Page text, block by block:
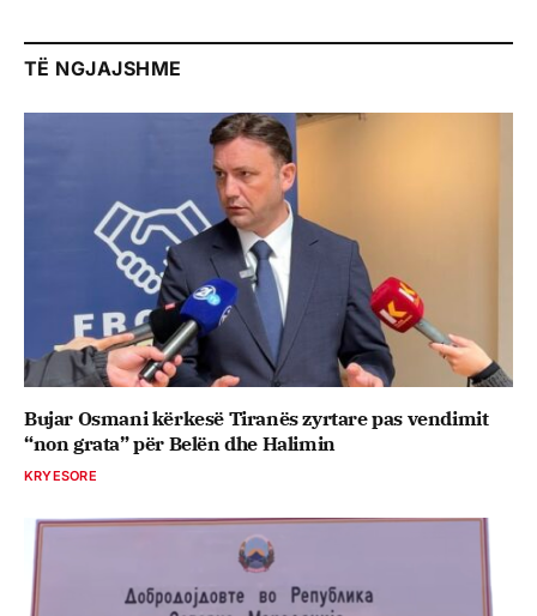
TË NGJAJSHME
Bujar Osmani kërkesë Tiranës zyrtare pas vendimit
“non grata” për Belën dhe Halimin
KRYESORE